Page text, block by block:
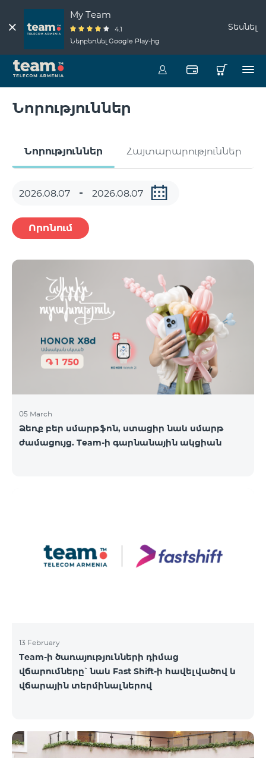
My Team
4.1
Ներբեռնել Google Play-ից
Տեսնել
Նորություններ
Նորություններ Հայտարարություններ
Որոնում
05 March
Ձեռք բեր սմարթֆոն, ստացիր նաև սմարթ
ժամացույց. Team-ի գարնանային ակցիան
13 February
Team-ի ծառայությունների դիմաց
վճարումները՝ նաև Fast Shift-ի հավելվածով և
վճարային տերմինալներով